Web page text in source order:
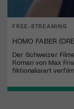
FREE-STREAMING
HOMO FABER
Der Schweizer
Roman von Max
fiktionalisiert